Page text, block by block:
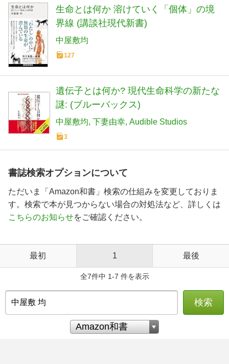
生命とは何か 溶けていく「個体」の境
界線 (講談社現代新書)
中屋敷均
127
遺伝子とは何か? 現代生命科学の新たな
謎: (ブルーバックス)
中屋敷均 下妻由幸 Audible Studios
3
書誌検索オプションについて
ただいま「Amazon和書」検索の仕組みを変更しておりま
す。検索で本が見つからない場合の対処法など、詳しくは
こちらのお知らせをご確認ください。
最初 1 最後
全7件中 1-7 件を表示
検索